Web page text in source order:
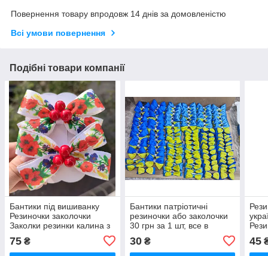
Повернення товару впродовж 14 днів за домовленістю
Всі умови повернення
Подібні товари компанії
Бантики під вишиванку
Резиночки заколочки
Заколки резинки калина з
калиною маки українські
55 грн за 1 шт
75 ₴
Бантики патріотичні
резиночки або заколочки
30 грн за 1 шт, все в
українські украинские
30₴ 45